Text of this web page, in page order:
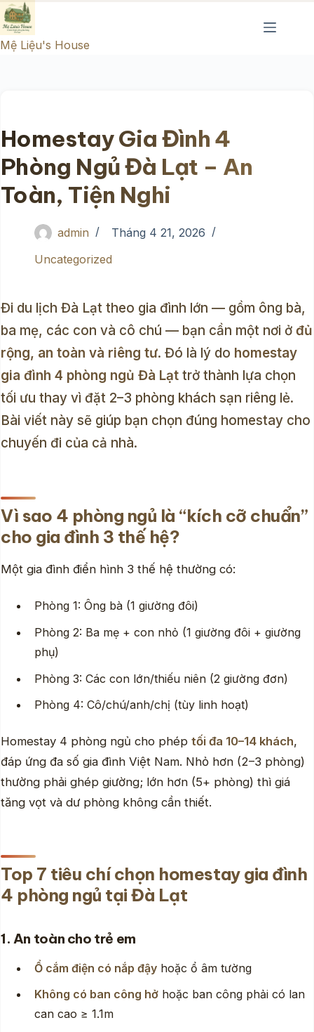
Chuyển
đến
phần
Mệ Liệu's House
Homestay Gia Đình 4
Phòng Ngủ Đà Lạt – An
Toàn, Tiện Nghi
admin
Tháng 4 21, 2026
Uncategorized
Đi du lịch Đà Lạt theo gia đình lớn — gồm ông bà,
ba mẹ, các con và cô chú — bạn cần một nơi ở đủ
rộng, an toàn và riêng tư. Đó là lý do homestay
gia đình 4 phòng ngủ Đà Lạt trở thành lựa chọn
tối ưu thay vì đặt 2–3 phòng khách sạn riêng lẻ.
Bài viết này sẽ giúp bạn chọn đúng homestay cho
chuyến đi của cả nhà.
Vì sao 4 phòng ngủ là “kích cỡ chuẩn”
cho gia đình 3 thế hệ?
Một gia đình điển hình 3 thế hệ thường có:
Phòng 1: Ông bà (1 giường đôi)
Phòng 2: Ba mẹ + con nhỏ (1 giường đôi + giường
phụ)
Phòng 3: Các con lớn/thiếu niên (2 giường đơn)
Phòng 4: Cô/chú/anh/chị (tùy linh hoạt)
Homestay 4 phòng ngủ cho phép tối đa 10–14 khách,
đáp ứng đa số gia đình Việt Nam. Nhỏ hơn (2–3 phòng)
thường phải ghép giường; lớn hơn (5+ phòng) thì giá
tăng vọt và dư phòng không cần thiết.
Top 7 tiêu chí chọn homestay gia đình
4 phòng ngủ tại Đà Lạt
1. An toàn cho trẻ em
Ổ cắm điện có nắp đậy hoặc ổ âm tường
Không có ban công hở hoặc ban công phải có lan
can cao ≥ 1.1m